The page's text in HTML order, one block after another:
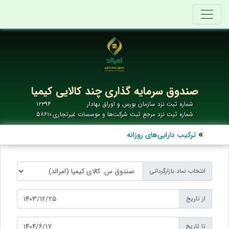
صندوق سرمایه گذاری چند کالایی کیمیا
شماره ثبت نزد سازمان بورس و اوراق بهادار
۱۲۳۹۴
شماره ثبت نزد مرجع ثبت شرکت‌ها و موسسات غیرتجاری۵۸۶۱۰
ترکیب دارایی‌های روزانه
انتخاب نماد بازارگردانی
از تاریخ
تا تاریخ